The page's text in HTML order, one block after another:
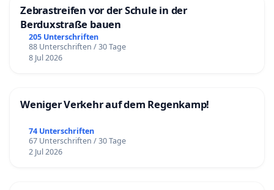
massenhaft vernichten.
Unterschiedliche Krankheitszeichen können sich
einstellen, je nachdem, welche Organe befallen
Juli 2021 hebt einige Fälle gesundheitlicher
Zusammenhang mit den aktuell favorisierten
Impfungen stehen. Dazu gehören Myocarditis und
Zebrastreifen vor der Schule in der
Berduxstraße bauen
205 Unterschriften
88 Unterschriften / 30 Tage
8 Jul 2026
Weniger Verkehr auf dem Regenkamp!
74 Unterschriften
67 Unterschriften / 30 Tage
2 Jul 2026